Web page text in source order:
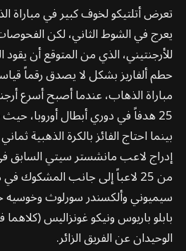
تعرض أتلتيكو لخوف كبير في مباراة
يعرج في الشوط الثاني، لكن
للأرجنتيني، الذي من المتوقع أن
حطم ألفاريز بشكل لا يصدق رقماً
مباراة الذهاب، عندما أصبح أسرع
إدراج لاعب مانشستر سيتي السابق
من 25 لاعباً إلى جانب المشكوك
سيميوني وألكسندر سورلوث وخوسيه
بابلو باريوس ونيكو غونزاليس
الوحيدان عن الفريق الزائر.